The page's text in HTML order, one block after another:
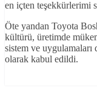
en içten teşekkürlerimi
Öte yandan Toyota
kültürü, üretimde
sistem ve
olarak kabul edildi.